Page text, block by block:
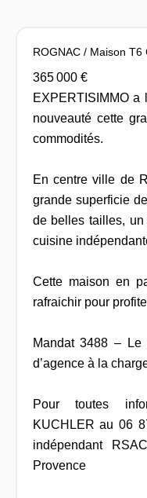
ROGNAC / Maison T6
365 000 €
EXPERTISIMMO
nouveauté cette
commodités.
En centre ville de
grande superficie
de belles tailles,
cuisine
Cette maison en
rafraichir pour
Mandat 3488 – Le
d’agence à la
Pour toutes
KUCHLER au 06
indépendant
Provence